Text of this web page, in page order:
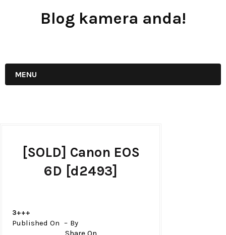
Blog kamera anda!
MENU
[SOLD] Canon EOS
6D [d2493]
3+++
Published On By